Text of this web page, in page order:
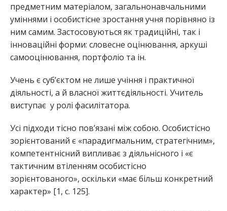
предметним матеріалом, загальнонавчальними
уміннями і особистісне зростання учня порівняно із
ним самим. Застосовуються як традиційні, так і
інноваційні форми: словесне оцінювання, аркуші
самооцінювання, портфоліо та ін.
Учень є суб’єктом не лише учіння і практичної
діяльності, а й власної життєдіяльності. Учитель
виступає у ролі фасилітатора.
Усі підходи тісно пов’язані між собою. Особистісно
зорієнтований є «парадигмальним, стратегічним»,
компетентнісний випливає з діяльнісного і «є
тактичним втіленням особистісно
зорієнтованого», оскільки «має більш конкретний
характер» [1, с. 125].